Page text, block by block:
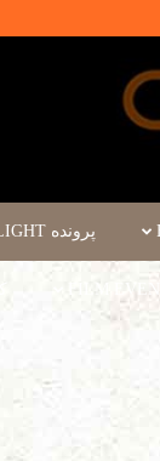
پرونده SPOTLIGHT